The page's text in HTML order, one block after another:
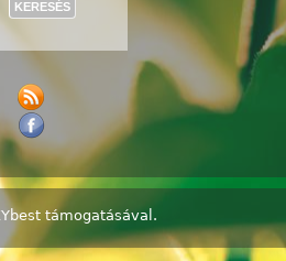
támogatásával.